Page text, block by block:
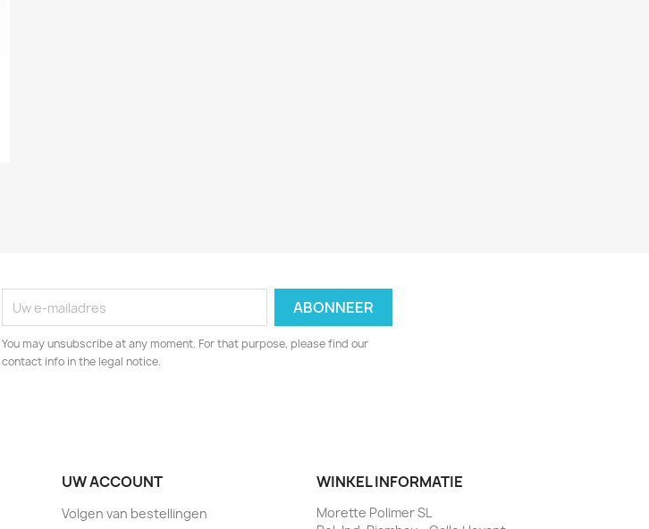
You may unsubscribe at any moment. For that purpose, please find our
contact info in the legal notice.
UW ACCOUNT
Volgen van bestellingen
WINKEL INFORMATIE
Morette Polimer SL